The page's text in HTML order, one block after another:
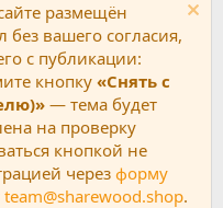
размещён
вашего согласия,
с публикации:
кнопку «Снять с
— тема будет
на проверку
кнопкой не
через форму
team@sharewood.shop.